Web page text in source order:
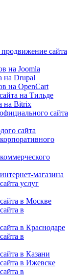
сайта
на Joomla
на Drupal
на OpenCart
на Тильде
на Bitrix
сайта
сайта
магазина
услуг
в Москве
в
в Краснодаре
в
в Казани
в Ижевске
в